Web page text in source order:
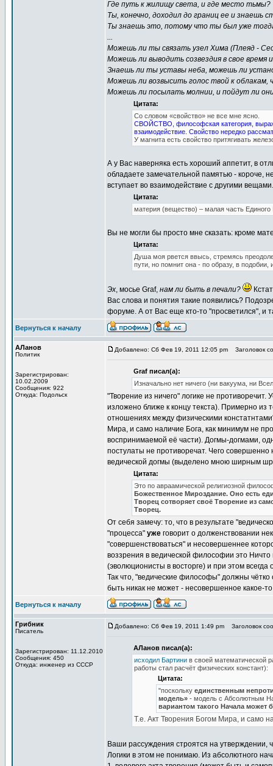
Где путь к жилищу света, и где место тьмы?
Ты, конечно, доходил до границ ее и знаешь
Ты знаешь это, потому что ты был уже
...
Можешь ли ты связать узел Хима (Плеяд -
Можешь ли выводить созвездия в свое
Знаешь ли ты уставы неба, можешь ли
Можешь ли возвысить голос твой к облакам,
Можешь ли посылать молнии, и пойдут ли
Цитата:
Со словом «свойство» не все мне ясно.
СВОЙСТВО, философская категория,
взаимодействие. Свойство нередко
У магнита есть свойство притягивать
А у Вас наверняка есть хороший аппетит, в
обладаете замечательной памятью - короче,
вступает во взаимодействие с другими вещами.
Цитата:
материя (вещество) – малая часть
Вы не могли бы просто мне сказать: кроме
Цитата:
Душа моя рвется ввысь, стремясь
пути, но помнит она - по образу, в
Эх, мосье Graf, нам ли быть в печали?
Вас слова и понятия такие появились?
форуме. А от Вас еще кто-то "просветился", и
Вернуться к началу
АЛанов
Политик
Зарегистрирован:
10.02.2009
Сообщения: 922
Откуда: Подольск
Добавлено: Сб Фев 19, 2011 12:05 pm Заголовок
Graf писал(а):
Изначально нет ничего (ни вакуума, ни
"Творение из ничего" логике не
изложено ближе к концу текста). Примерно
отношениях между физическими
Мира, и само наличие Бога, как минимум не
воспринимаемой её части). Догмы-догмами,
постулаты не противоречат. Чего совершенно
ведической догмы (выделено мною ширным
Цитата:
Это по авраамической религиозной
Божественное Мироздание. Оно есть
Творец сотворяет своё Творение из
Творец.
От себя замечу: то, что в результате
"процесса" уже говорит о долженствовании
"совершенствоваться" и несовершеннее
воззрения в ведической философии это
(эволюционисты в восторге) и при этом
Так что, "ведические философы" должны чётко
быть никак не может - несовершенное какое-
Вернуться к началу
Грибник
Писатель
Зарегистрирован: 11.12.2010
Сообщения: 450
Откуда: инженер из СССР
Добавлено: Сб Фев 19, 2011 1:49 pm Заголовок
АЛанов писал(а):
исходил Бартини в своей математической
работы стал расчёт физических констант):
Цитата:
"поскольку единственным
модель» - модель с Абсолютным
вариантом такого Начала может
Т.е. Акт Творения Богом Мира, и само
Ваши рассуждения строятся на
Логики в этом не понимаю. Из абсолютного